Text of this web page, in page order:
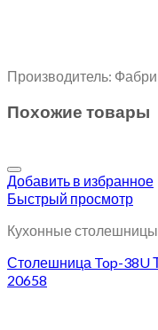
Производитель:
Похожие товары
Добавить в избранное
Быстрый просмотр
Кухонные столешницы
Столешница Top-38U
20658